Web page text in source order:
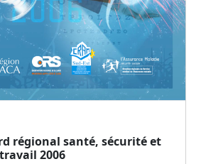
régional santé, sécurité et
2006